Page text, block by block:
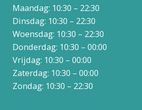
Maandag: 10:30 – 22:30
Dinsdag: 10:30 – 22:30
Woensdag: 10:30 – 22:30
Donderdag: 10:30 – 00:00
Vrijdag: 10:30 – 00:00
Zaterdag: 10:30 – 00:00
Zondag: 10:30 – 22:30